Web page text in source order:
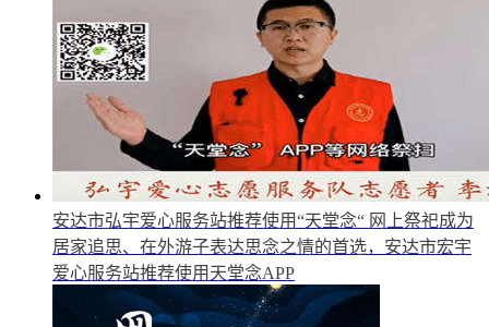
安达市弘宇爱心服务站推荐使用“天堂念“ 网上祭祀成为
居家追思、在外游子表达思念之情的首选，安达市宏宇
爱心服务站推荐使用天堂念APP